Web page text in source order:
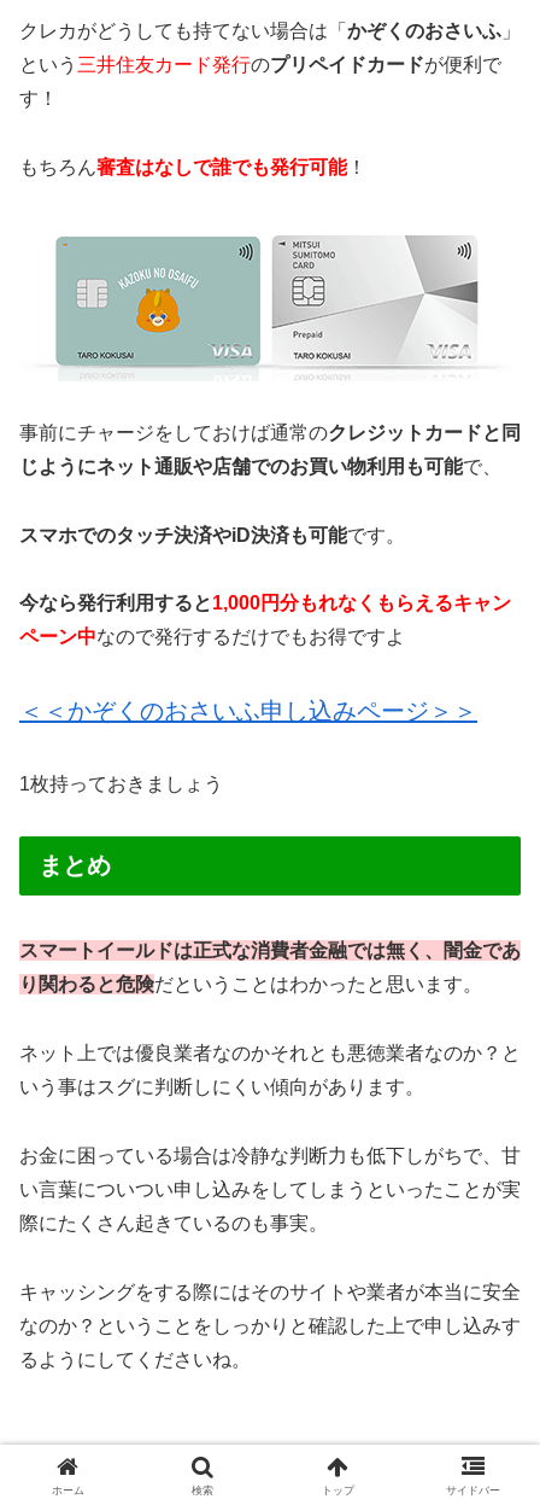
クレカがどうしても持てない場合は「 かぞくのおさいふ 」
という 三井住友カード発行のプリペイドカードが便利で
す！
もちろん審査はなしで誰でも発行可能！
事前にチャージをしておけば通常のクレジットカードと同
じようにネット通販や店舗でのお買い物利用も可能で、
スマホでのタッチ決済やiD決済も可能です。
今なら発行利用すると1,000円分もれなくもらえるキャン
ペーン中なので発行するだけでもお得ですよ
＜＜かぞくのおさいふ申し込みページ＞＞
1枚持っておきましょう
まとめ
スマートイールドは正式な消費者金融では無く、闇金であ
り関わると危険だということはわかったと思います。
ネット上では優良業者なのかそれとも悪徳業者なのか？と
いう事はスグに判断しにくい傾向があります。
お金に困っている場合は冷静な判断力も低下しがちで、甘
い言葉についつい申し込みをしてしまうといったことが実
際にたくさん起きているのも事実。
キャッシングをする際にはそのサイトや業者が本当に安全
なのか？ということをしっかりと確認した上で申し込みす
るようにしてくださいね。
ネット融資 スマートイールド 融資
ホーム 検索 トップ サイドバー